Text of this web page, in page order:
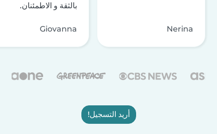
Nerina
بالثقة و الاطمئنان.
Giovanna
أريد التسجيل!